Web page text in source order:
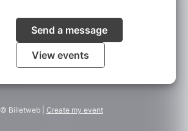
Send a message
View events
© Billetweb | Create my event